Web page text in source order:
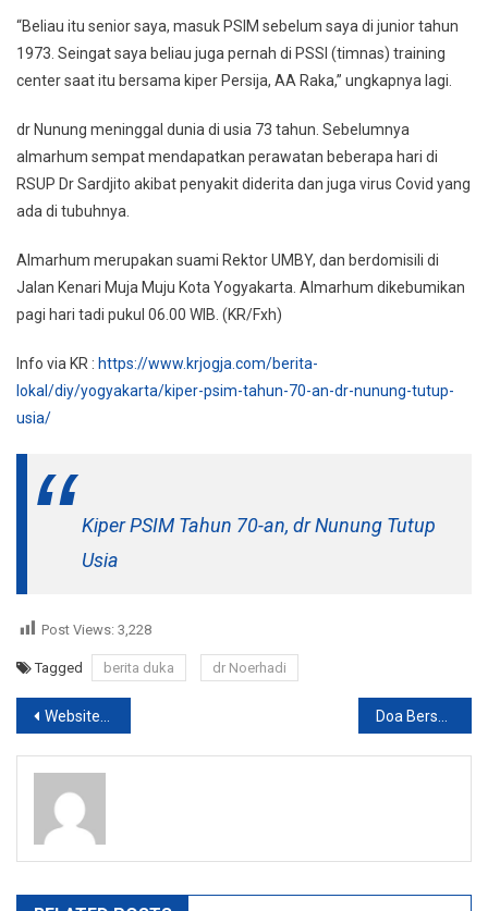
“Beliau itu senior saya, masuk PSIM sebelum saya di junior tahun
1973. Seingat saya beliau juga pernah di PSSI (timnas) training
center saat itu bersama kiper Persija, AA Raka,” ungkapnya lagi.
dr Nunung meninggal dunia di usia 73 tahun. Sebelumnya
almarhum sempat mendapatkan perawatan beberapa hari di
RSUP Dr Sardjito akibat penyakit diderita dan juga virus Covid yang
ada di tubuhnya.
Almarhum merupakan suami Rektor UMBY, dan berdomisili di
Jalan Kenari Muja Muju Kota Yogyakarta. Almarhum dikebumikan
pagi hari tadi pukul 06.00 WIB. (KR/Fxh)
Info via KR : https://www.krjogja.com/berita-
lokal/diy/yogyakarta/kiper-psim-tahun-70-an-dr-nunung-tutup-
usia/
Kiper PSIM Tahun 70-an, dr Nunung Tutup
Usia
Post Views: 3,228
Tagged berita duka dr Noerhadi
Post
navigation
Website KSR PMI Unit 8 UMBY